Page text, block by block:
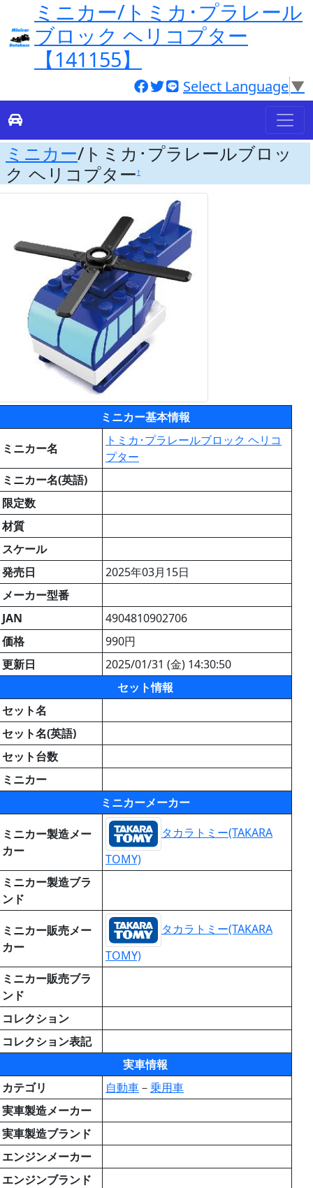
ミニカー/トミカ･プラレール
ブロック ヘリコプター
【141155】
Select Language▼
ミニカー/トミカ･プラレールブロッ
ク ヘリコプター†
ミニカー基本情報
ミニカー名
トミカ･プラレールブロック ヘリコ
プター
ミニカー名(英語)
限定数
材質
スケール
発売日
2025年03月15日
メーカー型番
JAN
4904810902706
価格
990円
更新日
2025/01/31 (金) 14:30:50
セット情報
セット名
セット名(英語)
セット台数
ミニカー
ミニカーメーカー
ミニカー製造メー
カー
タカラトミー(TAKARA
TOMY)
ミニカー製造ブラ
ンド
ミニカー販売メー
カー
タカラトミー(TAKARA
TOMY)
ミニカー販売ブラ
ンド
コレクション
コレクション表記
実車情報
カテゴリ
自動車－乗用車
実車製造メーカー
実車製造ブランド
エンジンメーカー
エンジンブランド